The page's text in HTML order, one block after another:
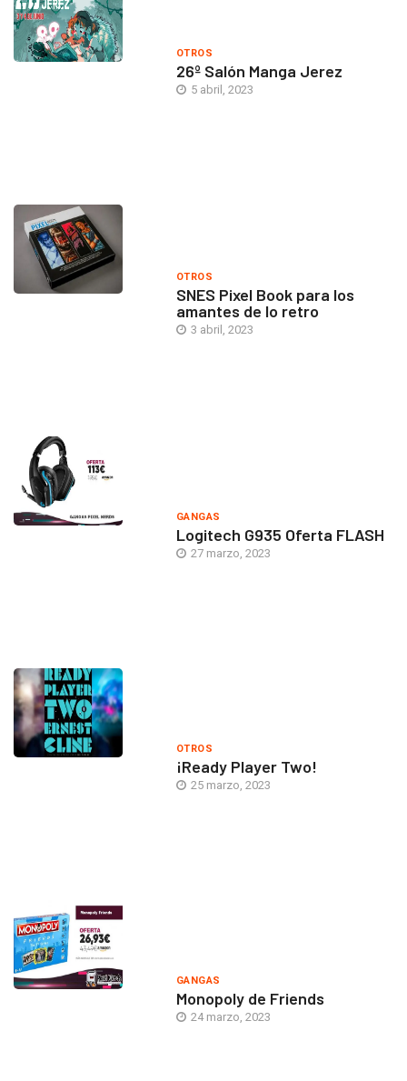
OTROS
26º Salón Manga Jerez
5 abril, 2023
OTROS
SNES Pixel Book para los
amantes de lo retro
3 abril, 2023
GANGAS
Logitech G935 Oferta FLASH
27 marzo, 2023
OTROS
¡Ready Player Two!
25 marzo, 2023
GANGAS
Monopoly de Friends
24 marzo, 2023